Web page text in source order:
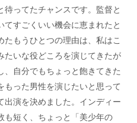
ってたチャンスです。監督と
すごくいい機会に恵まれたと
もうひとつの理由は、私はこ
たいな役どころを演じてきたが
自分でもちょっと飽きてきた
もった男性を演じたいと思って
出演を決めました。インディー
も短く、ちょっと「美少年の